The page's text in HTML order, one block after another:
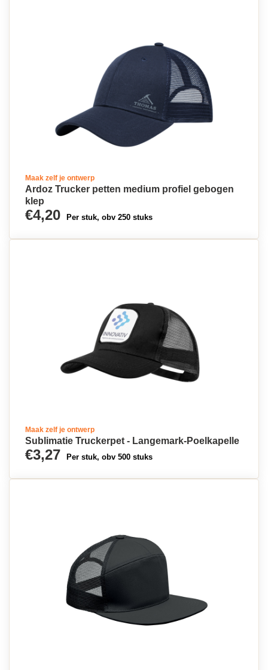
Maak zelf je ontwerp
Ardoz Trucker petten medium profiel gebogen
klep
€4,20 Per stuk, obv 250 stuks
Maak zelf je ontwerp
Sublimatie Truckerpet - Langemark-Poelkapelle
€3,27 Per stuk, obv 500 stuks